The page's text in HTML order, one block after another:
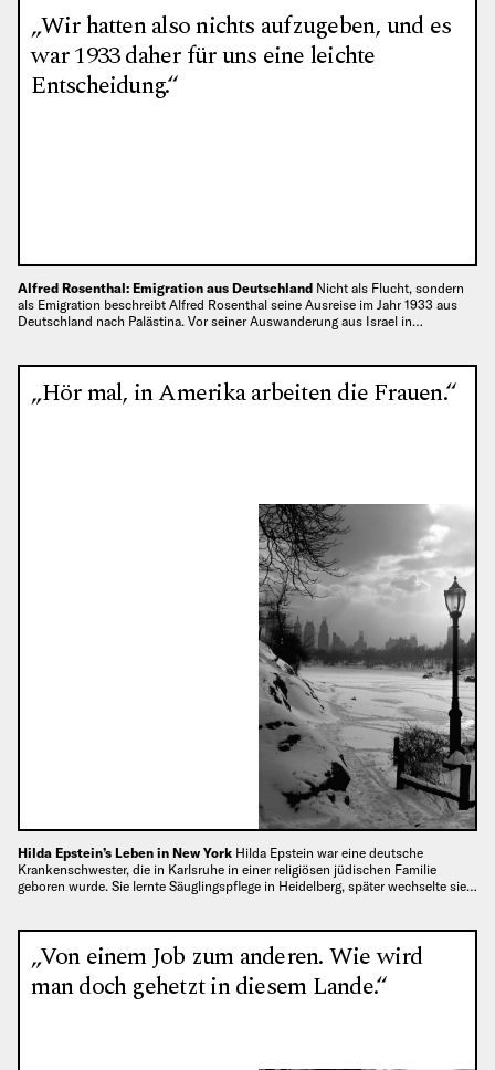
„Wir hatten also nichts aufzugeben, und es
war 1933 daher für uns eine leichte
Entscheidung.“
Alfred Rosenthal: Emigration aus Deutschland Nicht als Flucht, sondern
als Emigration beschreibt Alfred Rosenthal seine Ausreise im Jahr 1933 aus
Deutschland nach Palästina. Vor seiner Auswanderung aus Israel in…
„Hör mal, in Amerika arbeiten die Frauen.“
Hilda Epstein’s Leben in New York Hilda Epstein war eine deutsche
Krankenschwester, die in Karlsruhe in einer religiösen jüdischen Familie
geboren wurde. Sie lernte Säuglingspflege in Heidelberg, später wechselte sie…
„Von einem Job zum anderen. Wie wird
man doch gehetzt in diesem Lande.“